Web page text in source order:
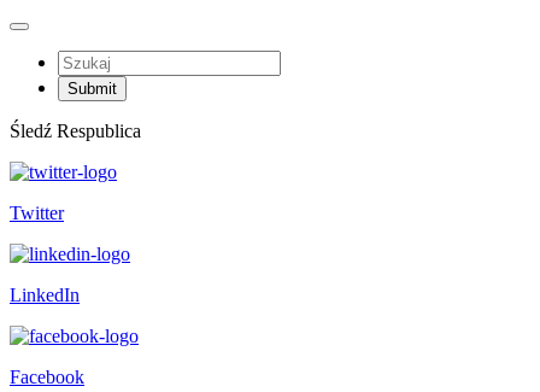
Śledź Respublica
Twitter
LinkedIn
Facebook